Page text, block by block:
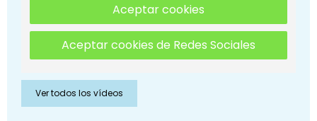
Aceptar cookies
Aceptar cookies de Redes Sociales
Ver todos los vídeos